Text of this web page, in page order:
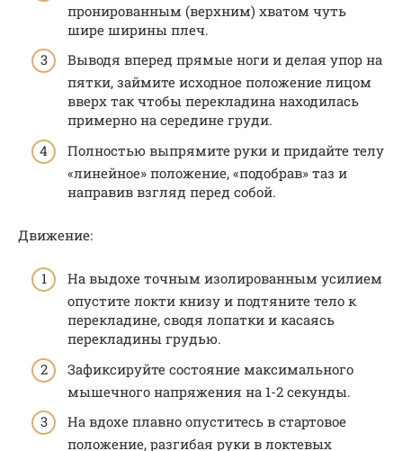
пронированным (верхним) хватом чуть
шире ширины плеч.
Выводя вперед прямые ноги и делая упор на
пятки, займите исходное положение лицом
вверх так чтобы перекладина находилась
примерно на середине груди.
Полностью выпрямите руки и придайте телу
«линейное» положение, «подобрав» таз и
направив взгляд перед собой.
Движение:
На выдохе точным изолированным усилием
опустите локти книзу и подтяните тело к
перекладине, сводя лопатки и касаясь
перекладины грудью.
Зафиксируйте состояние максимального
мышечного напряжения на 1-2 секунды.
На вдохе плавно опуститесь в стартовое
положение, разгибая руки в локтевых